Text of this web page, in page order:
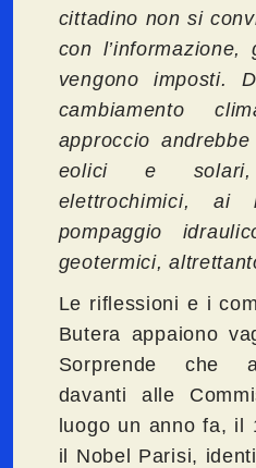
cittadino non si
con
vengono imposti.
cambiamento
approccio
eolici e
elettrochimici, ai
pompaggio
geotermici,
Le riflessioni e i
Butera appaiono
Sorprende che
davanti alle
luogo un anno fa, il
il Nobel Parisi,